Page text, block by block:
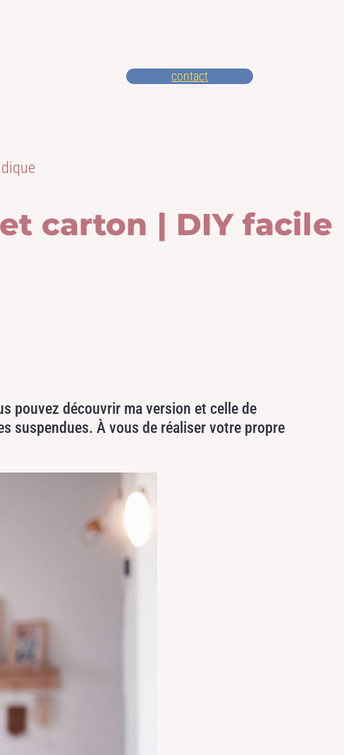
contact
carton | DIY facile
pouvez découvrir ma version et celle de
suspendues. À vous de réaliser votre propre